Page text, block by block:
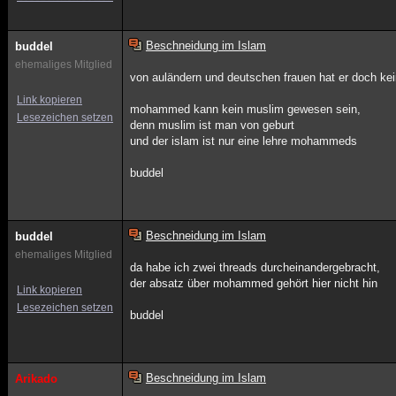
buddel
ehemaliges Mitglied
Link kopieren
Lesezeichen setzen
Beschneidung im Islam
von auländern und deutschen frauen hat er doch
mohammed kann kein muslim gewesen sein,
denn muslim ist man von geburt
und der islam ist nur eine lehre mohammeds
buddel
buddel
ehemaliges Mitglied
Link kopieren
Lesezeichen setzen
Beschneidung im Islam
da habe ich zwei threads durcheinandergebracht,
der absatz über mohammed gehört hier nicht hin
buddel
Arikado Beschneidung im Islam